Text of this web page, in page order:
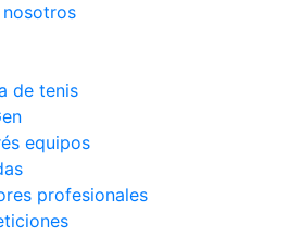
de tenis
equipos
profesionales